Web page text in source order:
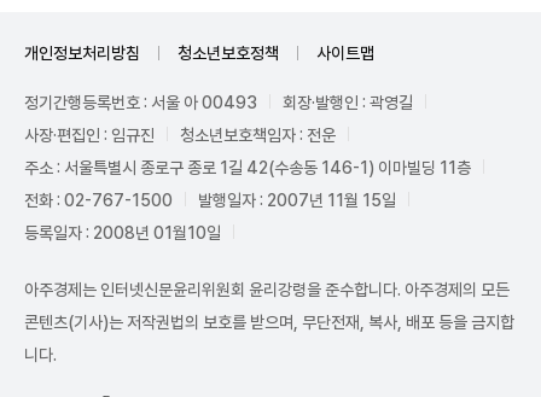
개인정보처리방침 청소년보호정책 사이트맵
정기간행등록번호 : 서울 아 00493
회장·발행인 : 곽영길
사장·편집인 : 임규진
청소년보호책임자 : 전운
주소 : 서울특별시 종로구 종로 1길 42(수송동 146-1) 이마빌딩 11층
전화 : 02-767-1500
발행일자 : 2007년 11월 15일
등록일자 : 2008년 01월10일
아주경제는 인터넷신문윤리위원회 윤리강령을 준수합니다. 아주경제의 모든
콘텐츠(기사)는 저작권법의 보호를 받으며, 무단전재, 복사, 배포 등을 금지합
니다.